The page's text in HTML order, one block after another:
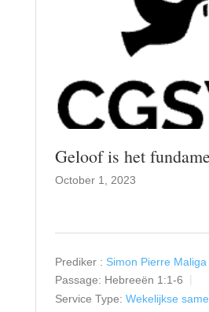
Geloof is het
October 1, 2023
Prediker : Simon Pierre Maliga
Passage: Hebreeën 1:1-6
Service Type: Wekelijkse